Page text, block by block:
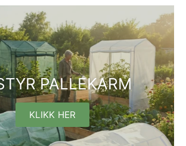
PALLEKARM
KLIKK HER